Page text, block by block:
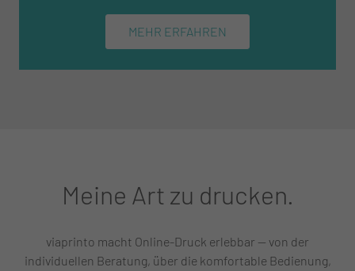
MEHR ERFAHREN
Meine Art zu drucken.
viaprinto macht Online-Druck erlebbar — von der
individuellen Beratung, über die komfortable Bedienung,